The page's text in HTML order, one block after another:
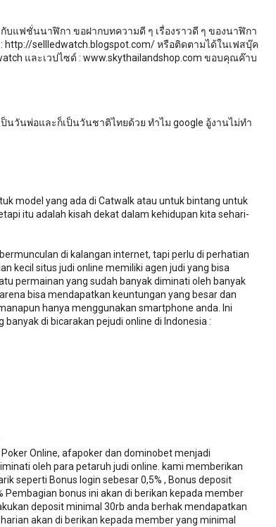
แฟชั่นนาฬิกา ขอฝากบทความดี ๆ เรื่องราวดี ๆ ของนาฬิกา
sellledwatch.blogspot.com/ หรือติดตามได้ในเฟสบุ๊ค
และเวปไซด์ : www.skythailandshop.com ขอบคุณค๊าบ
นวันพ่อและก็เป็นวันชาติไทยด้วย ทำไม google อู้งานไม่ทำ
model yang ada di Catwalk atau untuk bintang untuk
itu adalah kisah dekat dalam kehidupan kita sehari-
di kalangan internet, tapi perlu di perhatian
kecil situs judi online memiliki agen judi yang bisa
permainan yang sudah banyak diminati oleh banyak
bisa mendapatkan keuntungan yang besar dan
hanya menggunakan smartphone anda. Ini
di bicarakan pejudi online di Indonesia :
Online, afapoker dan dominobet menjadi
oleh para petaruh judi online. kami memberikan
seperti Bonus login sebesar 0,5% , Bonus deposit
Pembagian bonus ini akan di berikan kepada member
deposit minimal 30rb anda berhak mendapatkan
akan di berikan kepada member yang minimal